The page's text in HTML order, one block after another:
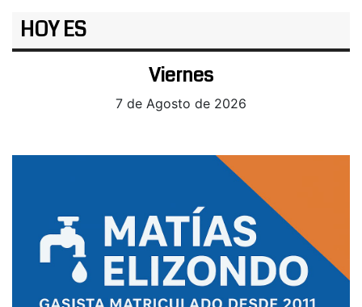
HOY ES
Viernes
7 de Agosto de 2026